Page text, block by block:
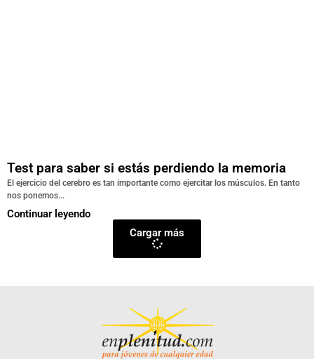
Test para saber si estás perdiendo la memoria
El ejercicio del cerebro es tan importante como ejercitar los músculos. En tanto
nos ponemos...
Continuar leyendo
Cargar más